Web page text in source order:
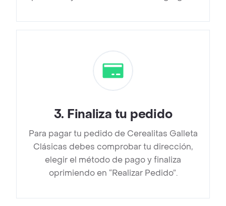
3. Finaliza tu pedido
Para pagar tu pedido de Cerealitas Galleta
Clásicas debes comprobar tu dirección,
elegir el método de pago y finaliza
oprimiendo en “Realizar Pedido”.